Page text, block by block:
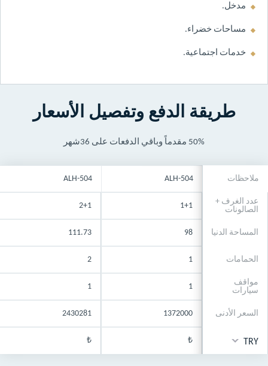
مدخل.
مساحات خضراء.
خدمات اجتماعية.
طريقة الدفع وتفصيل الأسعار
50% مقدماً وباقي الدفعات على 36شهر
ملاحظات
عدد الغرف +
الصالونات
المساحة الدنيا
الحمامات
مواقف
سيارات
السعر الأدنى
TRY
ALH-504
1+1
98
1
1
1372000
₺
ALH-504
2+1
111.73
2
1
2430281
₺